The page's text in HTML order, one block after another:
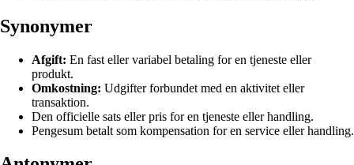
Synonymer
Afgift: En fast eller variabel betaling for en tjeneste eller
produkt.
Omkostning: Udgifter forbundet med en aktivitet eller
transaktion.
Den officielle sats eller pris for en tjeneste eller handling.
Pengesum betalt som kompensation for en service eller handling.